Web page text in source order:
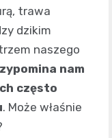
trawa
dzikim
naszego
nam
często
. Może właśnie